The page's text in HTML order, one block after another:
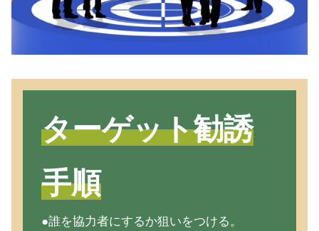
ターゲット勧誘
手順
●誰を協力者にするか狙いをつける。